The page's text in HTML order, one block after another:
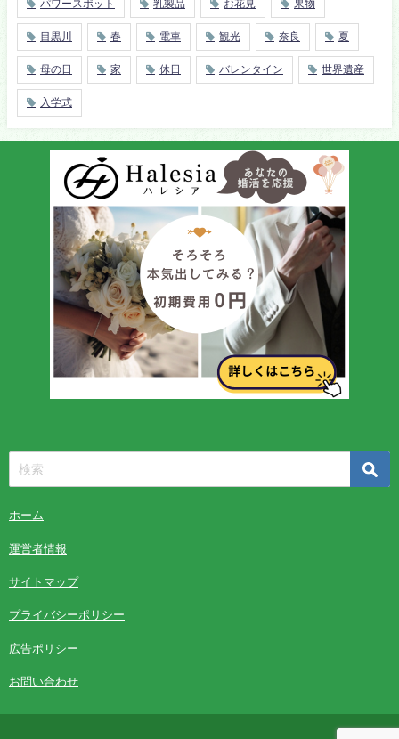
パワースポット 乳製品 お花見 果物
目黒川 春 電車 観光 奈良 夏
母の日 家 休日 バレンタイン 世界遺産
入学式
ホーム
運営者情報
サイトマップ
プライバシーポリシー
広告ポリシー
お問い合わせ